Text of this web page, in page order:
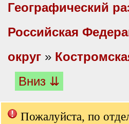
Географический
Российская
округ »
Вниз ⇊
Пожалуйста, по